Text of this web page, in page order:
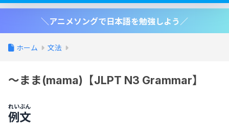
＼アニメソングで日本語を勉強しよう／
ホーム 文法
～まま(mama)【JLPT N3 Grammar】
例文
れいぶん